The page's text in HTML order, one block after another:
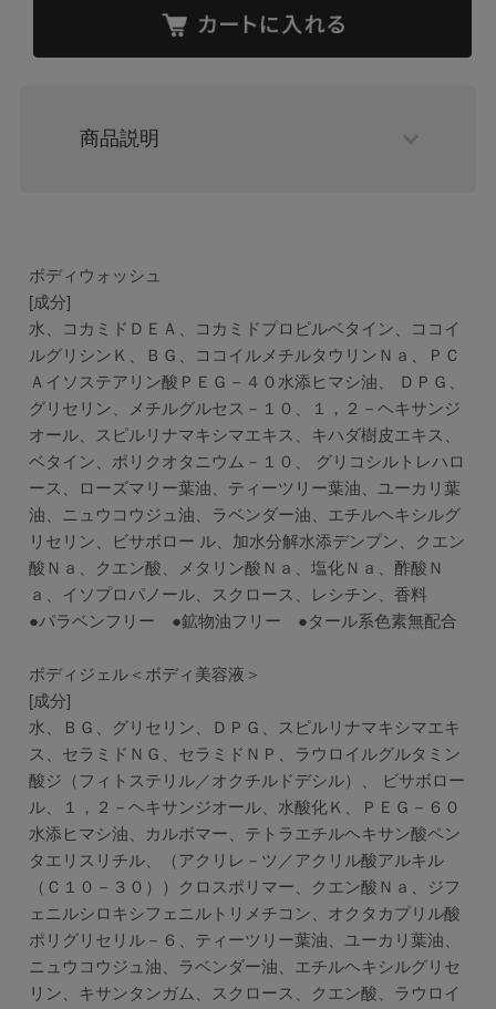
商品説明
ボディウォッシュ
[成分]
水、コカミドＤＥＡ、コカミドプロピルベタイン、ココイ
ルグリシンＫ、ＢＧ、ココイルメチルタウリンＮａ、ＰＣ
Ａイソステアリン酸ＰＥＧ－４０水添ヒマシ油、 ＤＰＧ、
グリセリン、メチルグルセス－１０、１，２－ヘキサンジ
オール、スピルリナマキシマエキス、キハダ樹皮エキス、
ベタイン、ポリクオタニウム－１０、 グリコシルトレハロ
ース、ローズマリー葉油、ティーツリー葉油、ユーカリ葉
油、ニュウコウジュ油、ラベンダー油、エチルヘキシルグ
リセリン、ビサボロー ル、加水分解水添デンプン、クエン
酸Ｎａ、クエン酸、メタリン酸Ｎａ、塩化Ｎａ、酢酸Ｎ
ａ、イソプロパノール、スクロース、レシチン、香料
●パラベンフリー ●鉱物油フリー ●タール系色素無配合
ボディジェル＜ボディ美容液＞
[成分]
水、ＢＧ、グリセリン、ＤＰＧ、スピルリナマキシマエキ
ス、セラミドＮＧ、セラミドＮＰ、ラウロイルグルタミン
酸ジ（フィトステリル／オクチルドデシル）、 ビサボロー
ル、１，２－ヘキサンジオール、水酸化Ｋ、ＰＥＧ－６０
水添ヒマシ油、カルボマー、テトラエチルヘキサン酸ペン
タエリスリチル、（アクリレ－ツ／アクリル酸アルキル
（Ｃ１０－３０））クロスポリマー、クエン酸Ｎａ、ジフ
ェニルシロキシフェニルトリメチコン、オクタカプリル酸
ポリグリセリル－６、ティーツリー葉油、ユーカリ葉油、
ニュウコウジュ油、ラベンダー油、エチルヘキシルグリセ
リン、キサンタンガム、スクロース、クエン酸、ラウロイ